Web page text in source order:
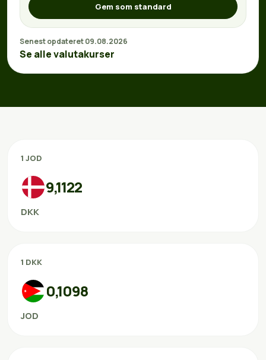
Gem som standard
Senest opdateret 09.08.2026
Se alle valutakurser
1 JOD
9,1122
DKK
1 DKK
0,1098
JOD